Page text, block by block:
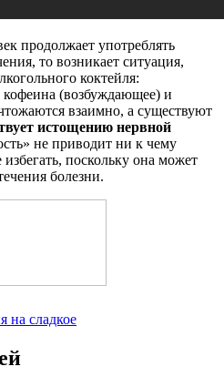
продолжает употреблять
то возникает ситуация,
коктейля:
(возбуждающее) и
взаимно, а существуют
истощению нервной
не приводит ни к чему
поскольку она может
болезни.
на сладкое